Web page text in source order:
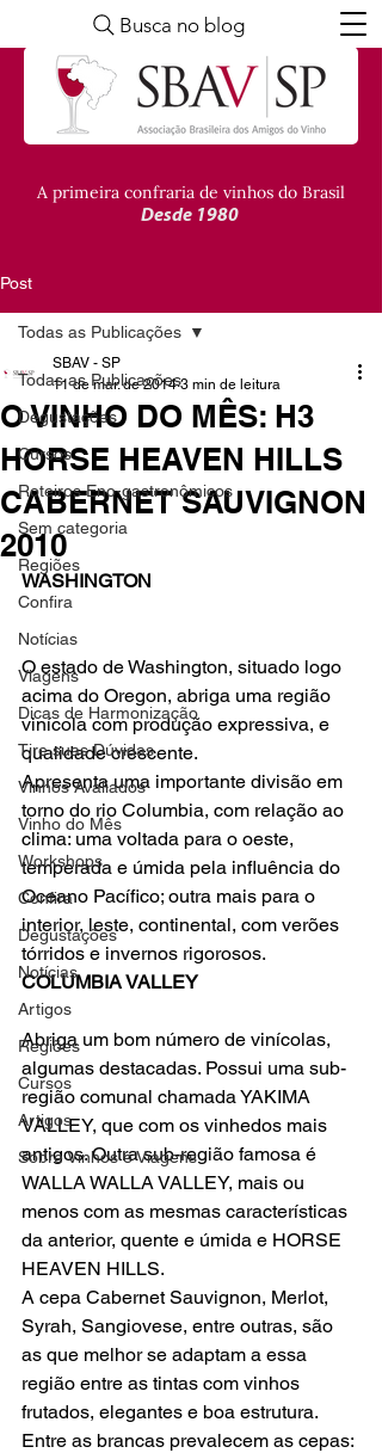
A primeira confraria de vinhos do Brasil
Desde 1980
Busca no blog
Post
Todas as Publicações
Degustações
Cursos
Roteiros Eno-gastronômicos
Sem categoria
Regiões
Confira
Notícias
Viagens
Dicas de Harmonização
Tire suas Dúvidas
Vinhos Avaliados
Vinho do Mês
Workshops
Confira
Degustações
Notícias
Artigos
Regiões
Cursos
Artigos
Sobre Vinhos e Viagens
Todas as Publicações
O VINHO DO MÊS: H3
HORSE HEAVEN HILLS
CABERNET SAUVIGNON
2010
SBAV - SP
11 de mar. de 2014 3 min de leitura
WASHINGTON
O estado de Washington, situado logo
acima do Oregon, abriga uma região
vinícola com produção expressiva, e
qualidade crescente.
Apresenta uma importante divisão em
torno do rio Columbia, com relação ao
clima: uma voltada para o oeste,
temperada e úmida pela influência do
Oceano Pacífico; outra mais para o
interior, leste, continental, com verões
tórridos e invernos rigorosos.
COLUMBIA VALLEY
Abriga um bom número de vinícolas,
algumas destacadas. Possui uma sub-
região comunal chamada YAKIMA
VALLEY, que com os vinhedos mais
antigos. Outra sub-região famosa é
WALLA WALLA VALLEY, mais ou
menos com as mesmas características
da anterior, quente e úmida e HORSE
HEAVEN HILLS.
A cepa Cabernet Sauvignon, Merlot,
Syrah, Sangiovese, entre outras, são
as que melhor se adaptam a essa
região entre as tintas com vinhos
frutados, elegantes e boa estrutura.
Entre as brancas prevalecem as cepas: